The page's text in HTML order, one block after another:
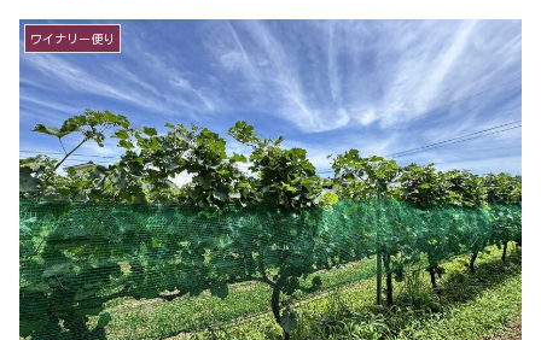
ワイナリー便り